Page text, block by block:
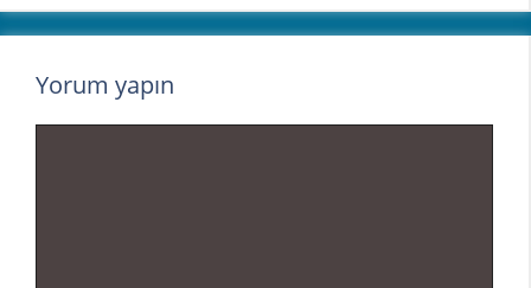
Yorum yapın